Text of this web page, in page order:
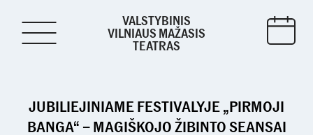
VALSTYBINIS
VILNIAUS MAŽASIS
TEATRAS
JUBILIEJINIAME FESTIVALYJE „PIRMOJI
BANGA“ – MAGIŠKOJO ŽIBINTO SEANSAI